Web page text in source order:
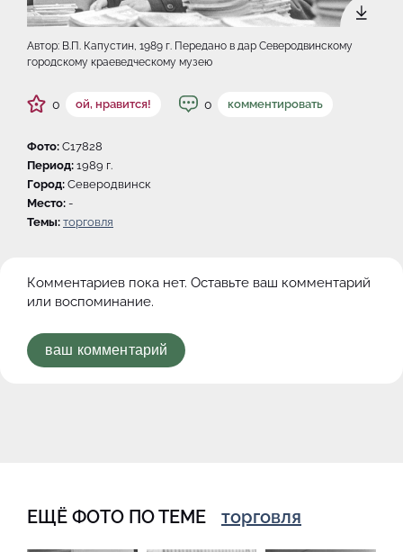
Автор: В.П. Капустин, 1989 г. Передано в дар Северодвинскому
городскому краеведческому музею
0 ой, нравится! 0 комментировать
Фото: C17828
Период: 1989 г.
Город: Северодвинск
Место: -
Темы: торговля
Комментариев пока нет. Оставьте ваш комментарий
или воспоминание.
ваш комментарий
ЕЩЁ ФОТО ПО ТЕМЕ торговля